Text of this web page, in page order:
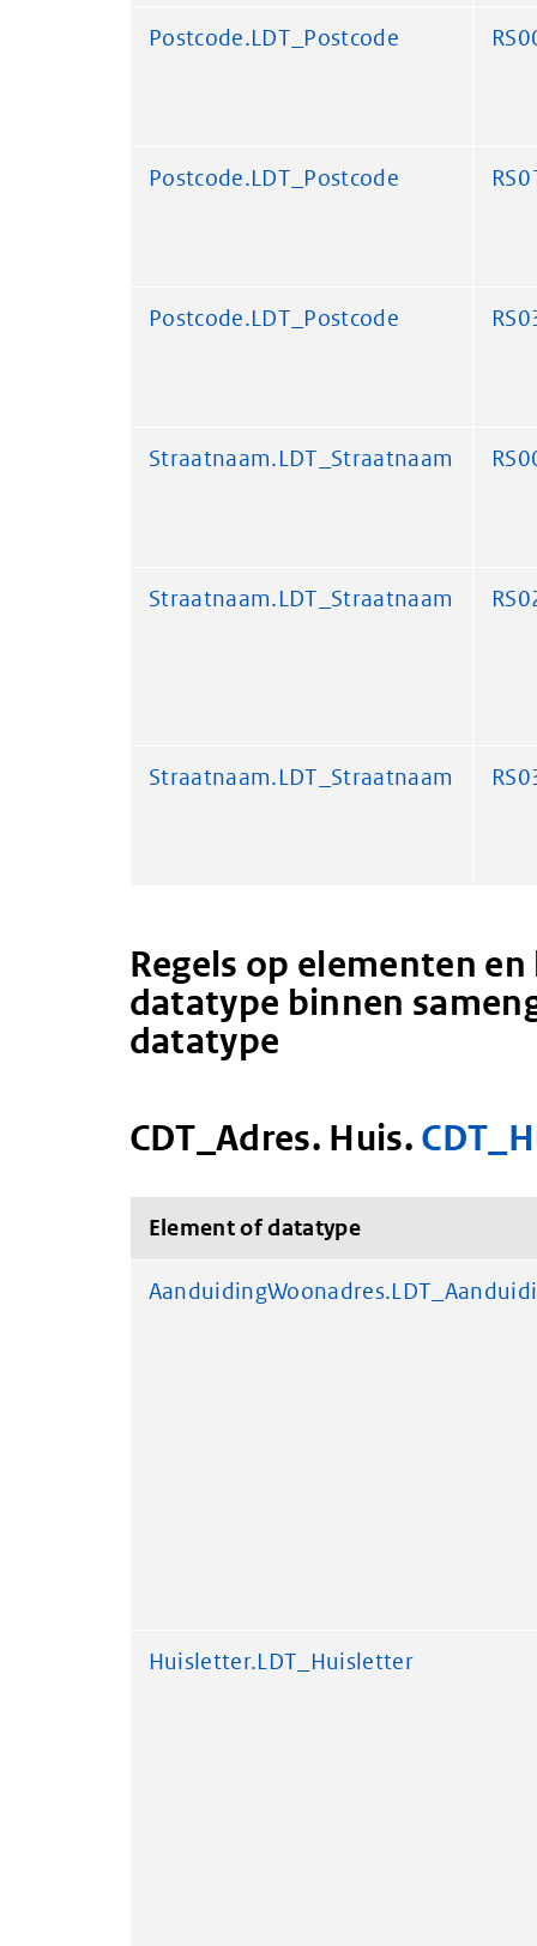
Postcode.LDT_Postcode
Postcode.LDT_Postcode
Postcode.LDT_Postcode
Straatnaam.LDT_Straatnaam
Straatnaam.LDT_Straatnaam
Straatnaam.LDT_Straatnaam
Regels op elementen
datatype binnen
datatype
CDT_Adres. Huis.
Element of datatype
Huisletter.LDT_Huisletter